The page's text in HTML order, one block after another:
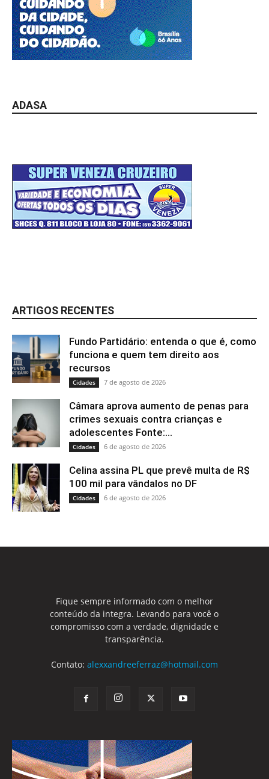
ADASA
ARTIGOS RECENTES
Fundo Partidário: entenda o que é, como
funciona e quem tem direito aos
recursos
Cidades 7 de agosto de 2026
Câmara aprova aumento de penas para
crimes sexuais contra crianças e
adolescentes Fonte:...
Cidades 6 de agosto de 2026
Celina assina PL que prevê multa de R$
100 mil para vândalos no DF
Cidades 6 de agosto de 2026
Fique sempre informado com o melhor
conteúdo da integra. Levando para você o
compromisso com a verdade, dignidade e
transparência.
Contato: alexxandreeferraz@hotmail.com